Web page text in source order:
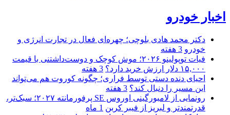
اخبار خودرو
دکتر محمد هادی بلوچی؛ چهره‌ای فعال در تجارت انرژی و
خودرو 3 هفته
فیات توپولینو ۲۰۲۶؛ موش کوچک و دوست‌داشتنی با قیمت
۱۵,۰۰۰ دلار ارزش خرید دارد؟
3 هفته
احیای دنده دستی توسط فراری؛ چگونه کوروت هم می‌تواند
این مسیر را دنبال کند؟ 3 هفته
رونمایی از لامبورگینی اوروس SE پرفورمانته ۲۰۲۷؛ سبک‌تر،
قدرتمندتر و لبریز از فیبر کربن 1 ماه